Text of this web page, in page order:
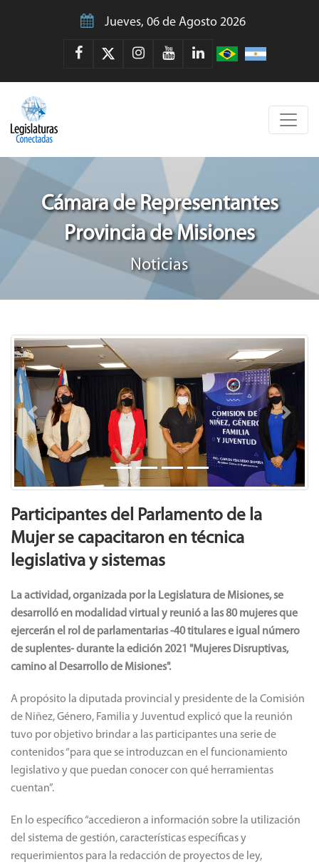
Jueves, 06 de Agosto 2026
Cámara de Representantes
Provincia de Misiones
Noticias
Previous Next
Participantes del Parlamento de la
Mujer se capacitaron en técnica
legislativa y sistemas
La actividad, organizada por la Legislatura de Misiones, se
desarrolló en modalidad virtual y reunió a las 80 mujeres que
ejercerán el rol de parlamentarias -40 titulares e igual número
de suplentes- durante la edición 2021 "Mujeres Disruptivas,
camino al Desarrollo de Misiones".
A propósito la diputada provincial y presidente de la Comisión
de Niñez, Género, Familia y Juventud explicó que la reunión
tuvo por objetivo brindar a las participantes una serie de
contenidos “para que se introduzcan en el funcionamiento
legislativo y que puedan conocer con qué herramientas
cuentan”.
En lo específico “accedieron a información sobre la utilización
del sistema de gestión, características específicas y
requerimientos para la redacción de proyectos de ley,